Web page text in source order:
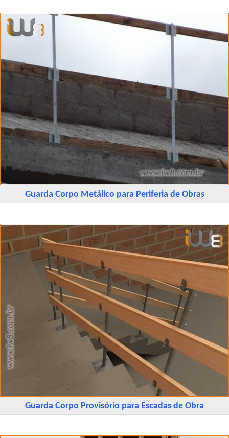
Guarda Corpo Metálico para Periferia de Obras
Guarda Corpo Provisório para Escadas de Obra